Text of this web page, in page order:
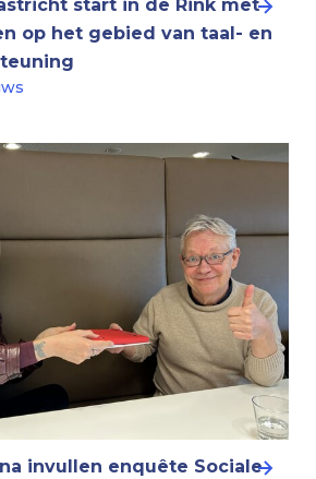
start in de Rink met
op het gebied van taal- en
invullen enquête Sociale